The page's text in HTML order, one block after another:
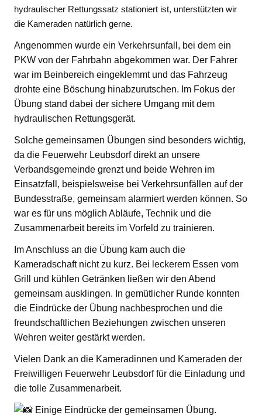
hydraulischer Rettungssatz stationiert ist, unterstützten wir
die Kameraden natürlich gerne.
Angenommen wurde ein Verkehrsunfall, bei dem ein
PKW von der Fahrbahn abgekommen war. Der Fahrer
war im Beinbereich eingeklemmt und das Fahrzeug
drohte eine Böschung hinabzurutschen. Im Fokus der
Übung stand dabei der sichere Umgang mit dem
hydraulischen Rettungsgerät.
Solche gemeinsamen Übungen sind besonders wichtig,
da die Feuerwehr Leubsdorf direkt an unsere
Verbandsgemeinde grenzt und beide Wehren im
Einsatzfall, beispielsweise bei Verkehrsunfällen auf der
Bundesstraße, gemeinsam alarmiert werden können. So
war es für uns möglich Abläufe, Technik und die
Zusammenarbeit bereits im Vorfeld zu trainieren.
Im Anschluss an die Übung kam auch die
Kameradschaft nicht zu kurz. Bei leckerem Essen vom
Grill und kühlen Getränken ließen wir den Abend
gemeinsam ausklingen. In gemütlicher Runde konnten
die Eindrücke der Übung nachbesprochen und die
freundschaftlichen Beziehungen zwischen unseren
Wehren weiter gestärkt werden.
Vielen Dank an die Kameradinnen und Kameraden der
Freiwilligen Feuerwehr Leubsdorf für die Einladung und
die tolle Zusammenarbeit.
Einige Eindrücke der gemeinsamen Übung.